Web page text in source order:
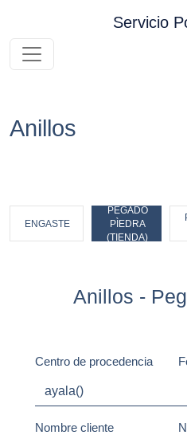
Servicio
Anillos
ENGASTE
PEGADO
PÌEDRA
(TIENDA)
Anillos -
Centro de procedencia
Nombre cliente